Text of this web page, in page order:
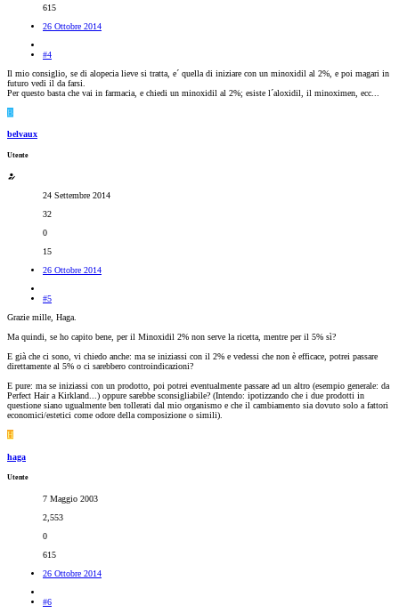
615
26 Ottobre 2014
#4
Il mio consiglio, se di alopecia lieve si tratta, e´ quella di iniziare con un minoxidil al 2%, e poi magari in
futuro vedi il da farsi.
Per questo basta che vai in farmacia, e chiedi un minoxidil al 2%; esiste l´aloxidil, il minoximen, ecc...
B
belvaux
Utente
24 Settembre 2014
32
0
15
26 Ottobre 2014
#5
Grazie mille, Haga.
Ma quindi, se ho capito bene, per il Minoxidil 2% non serve la ricetta, mentre per il 5% sì?
E già che ci sono, vi chiedo anche: ma se iniziassi con il 2% e vedessi che non è efficace, potrei passare
direttamente al 5% o ci sarebbero controindicazioni?
E pure: ma se iniziassi con un prodotto, poi potrei eventualmente passare ad un altro (esempio generale: da
Perfect Hair a Kirkland...) oppure sarebbe sconsigliabile? (Intendo: ipotizzando che i due prodotti in
questione siano ugualmente ben tollerati dal mio organismo e che il cambiamento sia dovuto solo a fattori
economici/estetici come odore della composizione o simili).
H
haga
Utente
7 Maggio 2003
2,553
0
615
26 Ottobre 2014
#6